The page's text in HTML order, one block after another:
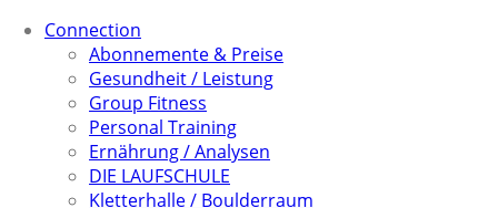
Connection
Abonnemente & Preise
Gesundheit / Leistung
Group Fitness
Personal Training
Ernährung / Analysen
DIE LAUFSCHULE
Kletterhalle / Boulderraum